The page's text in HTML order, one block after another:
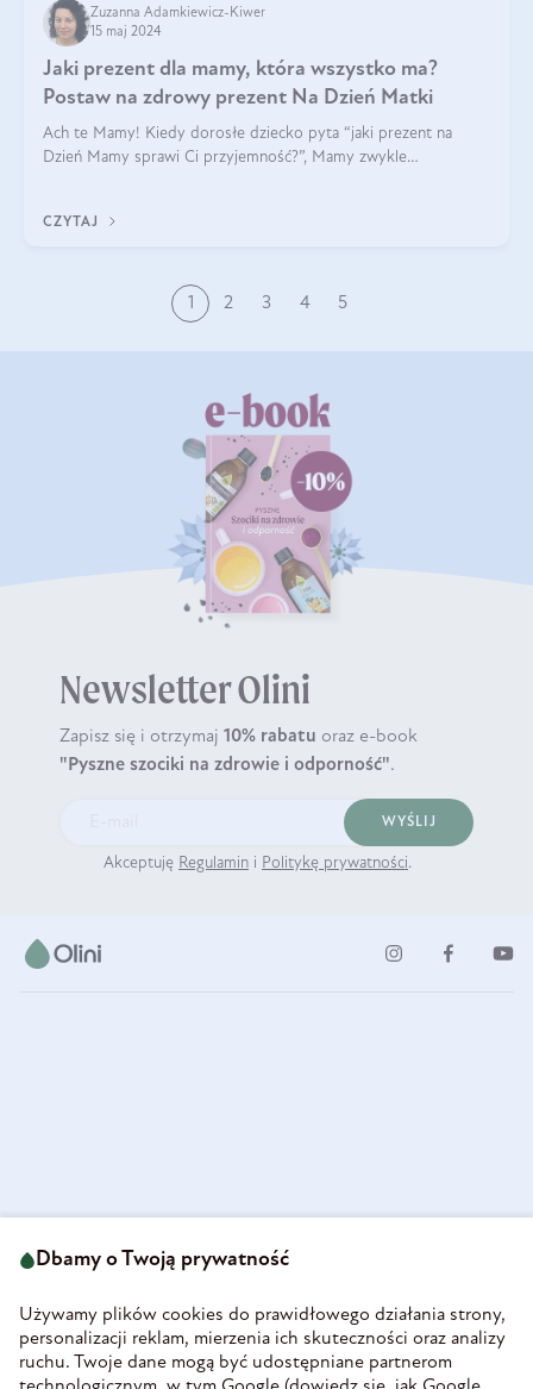
Zuzanna Adamkiewicz-Kiwer
15 maj 2024
Jaki prezent dla mamy, która wszystko ma?
Postaw na zdrowy prezent Na Dzień Matki
Ach te Mamy! Kiedy dorosłe dziecko pyta “jaki prezent na
Dzień Mamy sprawi Ci przyjemność?”, Mamy zwykle
CZYTAJ
1 2 3 4 5
Newsletter Olini
Zapisz się i otrzymaj 10% rabatu oraz e-book
"Pyszne szociki na zdrowie i odporność".
WYŚLIJ
Akceptuję Regulamin i Politykę prywatności.
58-160 Świebodzice
REGON 890213034
INFORMACJE
Dbamy o Twoją prywatność
Używamy plików cookies do prawidłowego działania strony,
personalizacji reklam, mierzenia ich skuteczności oraz analizy
ruchu. Twoje dane mogą być udostępniane partnerom